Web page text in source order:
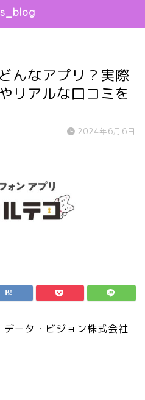
んなアプリ？実際
リアルな口コミを
2024年6月6日